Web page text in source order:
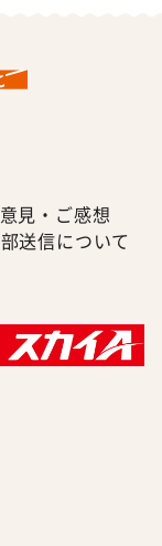
見・ご感想
送信について